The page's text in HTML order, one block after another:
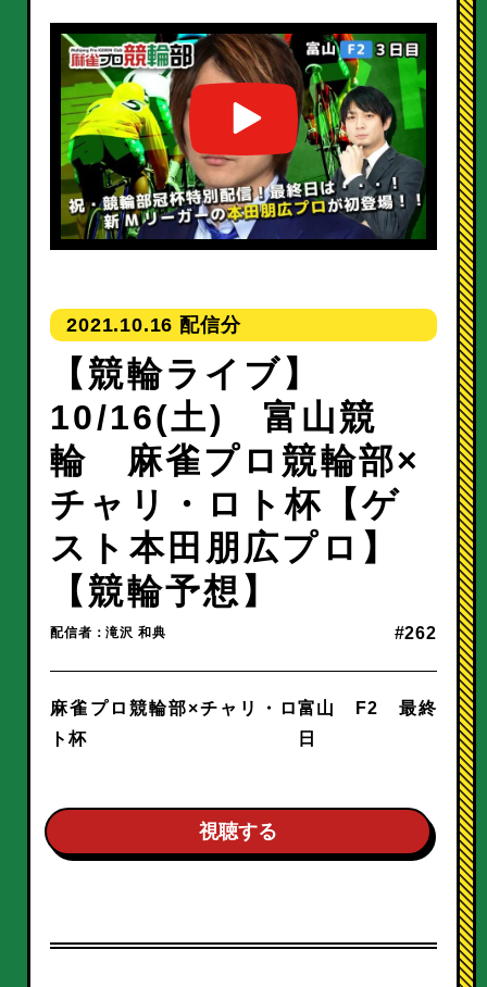
2021.10.16
【競輪ライブ】
10/16(土) 富山競
輪 麻雀プロ競輪部×
チャリ・ロト杯【ゲ
スト本田朋広プロ】
【競輪予想】
配信者：滝沢 和典 #262
麻雀プロ競輪部×チャリ・ロ
ト杯
富山 F2 最終
日
視聴する